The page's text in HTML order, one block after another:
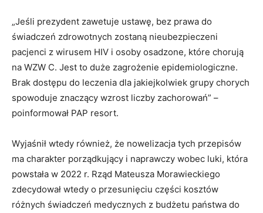
„Jeśli prezydent zawetuje ustawę, bez prawa do
świadczeń zdrowotnych zostaną nieubezpieczeni
pacjenci z wirusem HIV i osoby osadzone, które chorują
na WZW C. Jest to duże zagrożenie epidemiologiczne.
Brak dostępu do leczenia dla jakiejkolwiek grupy chorych
spowoduje znaczący wzrost liczby zachorowań” –
poinformował PAP resort.
Wyjaśnił wtedy również, że nowelizacja tych przepisów
ma charakter porządkujący i naprawczy wobec luki, która
powstała w 2022 r. Rząd Mateusza Morawieckiego
zdecydował wtedy o przesunięciu części kosztów
różnych świadczeń medycznych z budżetu państwa do